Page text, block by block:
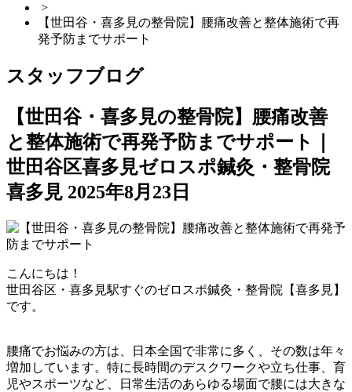
>
【世田谷・喜多見の整骨院】腰痛改善と整体施術で再
発予防までサポート
スタッフブログ
【世田谷・喜多見の整骨院】腰痛改善
と整体施術で再発予防までサポート｜
世田谷区喜多見ゼロスポ鍼灸・整骨院
喜多見 2025年8月23日
こんにちは！
世田谷区・喜多見駅すぐのゼロスポ鍼灸・整骨院【喜多見】
です。
腰痛でお悩みの方は、日本全国で非常に多く、その数は年々
増加しています。特に長時間のデスクワークや立ち仕事、育
児やスポーツなど、日常生活のあらゆる場面で腰には大きな